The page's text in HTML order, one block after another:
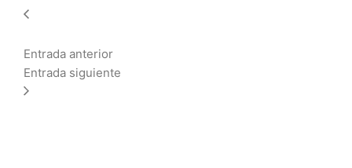
Entrada anterior
Entrada siguiente